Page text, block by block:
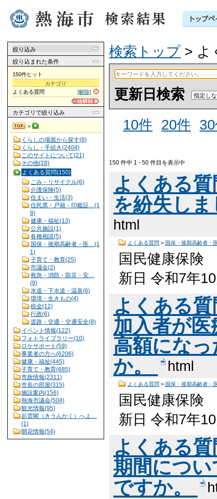
絞り込み
絞り込まれた条件
150件ヒット
カテゴリ
[解除]
よくある質問
カテゴリ で絞り込み
>
くらしの場面から探す(8)
くらし・手続き(2404)
このサイトについて(21)
その他(28)
よくある質問(150)
ごみ・リサイクル(6)
介護保険(5)
住まい・生活(3)
住民票・戸籍・印鑑証…(1
8)
健康・福祉(13)
公共施設(1)
各種相談(5)
国保・後期高齢者・医…(1
1)
子育て・教育(25)
市議会(2)
救急・消防・防災・安…
(9)
水道・下水道・温泉(6)
環境・生きもの(4)
税金(12)
行政(6)
道路・交通・交通安全(8)
イベント情報(122)
フォトライブラリー(10)
ロケサポート(59)
事業者の方へ(6206)
健康・福祉(445)
子育て・教育(685)
市政情報(2311)
市長の部屋(315)
施設案内(156)
熱海市議会(504)
観光情報(95)
起雲閣（きうんかく）へよ…
(1)
開花情報(54)
検索トップ > よ
更新日検索
10件
20件
150 件中 1 - 50 件目を表示中
よくある
を紛失し
html
よくある質問 > 国保・後期高齢者・
国民健康保険
新日 令和7年
よくある
加入者が
高額にな
か。
html
よくある質問 > 国保・後期高齢者・
国民健康保険
新日 令和7年
よくある
期間につ
ですか。